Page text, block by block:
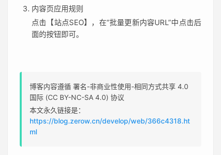
内容页应用规则
点击【站点SEO】，在“批量更新内容URL”中点击后
面的按钮即可。
博客内容遵循 署名-非商业性使用-相同方式共享 4.0
国际 (CC BY-NC-SA 4.0) 协议
本文永久链接是：
https://blog.zerow.cn/develop/web/366c4318.ht
ml